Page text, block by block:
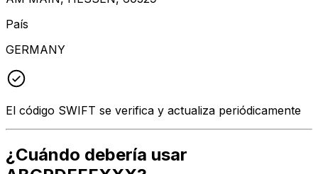
País
GERMANY
El código SWIFT se verifica y actualiza periódicamente
¿Cuándo debería usar